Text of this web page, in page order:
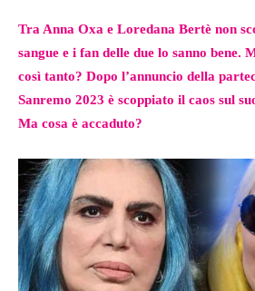
Tra Anna Oxa e Loredana Bertè non
sangue e i fan delle due lo sanno bene.
così tanto? Dopo l’annuncio della
Sanremo 2023 è scoppiato il caos sul
Ma cosa è accaduto?